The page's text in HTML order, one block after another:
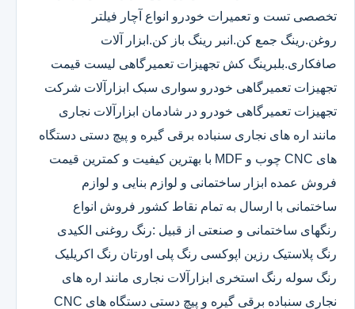
تخصصی تست و تعمیرات خودرو انواع آچار فیلتر
روغن.رینگ جمع کن.انبر رینگ باز کن.ابزار آلات
صافکاری.بلبرینگ کش تجهیزات تعمیرگاهی لیست قیمت
تجهیزات تعمیرگاهی خودرو سواری سبک ابزارآلات شرکت
تجهیزات تعمیرگاهی خودرو در شادمان ابزارآلات نجاری
مانند اره های نجاری سنباده برقی گیره و پیچ دستی دستگاه
های CNC چوب و MDF با بهترین کیفیت و کمترین قیمت
فروش عمده ابزار ساختمانی و لوازم بنایی و لوازم
ساختمانی با ارسال به تمام نقاط کشور فروش انواع
رنگهای ساختمانی و صنعتی از قبیل :رنگ روغنی الکیدی
رنگ پلاستیک رزین اپوکسی رنگ پلی اورتان رنگ اکریلیک
رنگ سوله رنگ استخری ابزارآلات نجاری مانند اره های
نجاری سنباده برقی گیره و پیچ دستی دستگاه های CNC